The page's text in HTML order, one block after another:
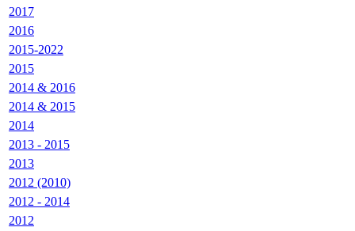
2017
2016
2015-2022
2015
2014 & 2016
2014 & 2015
2014
2013 - 2015
2013
2012 (2010)
2012 - 2014
2012